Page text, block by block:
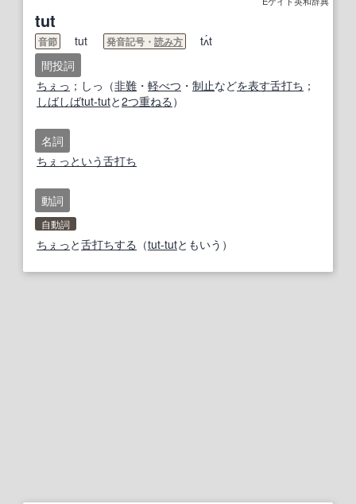
tut
音節 tut 発音記号・ 読み方
tʌ́t
間投詞
ちぇっ ；しっ（非難 ・ 軽べつ ・ 制止などを表す舌打ち ；
しばしばtut‐tutと2つ重ねる ）
名詞
ちぇっ という舌打ち
動詞
自動詞
ちぇっ と舌打ちする （tut‐tutともいう）